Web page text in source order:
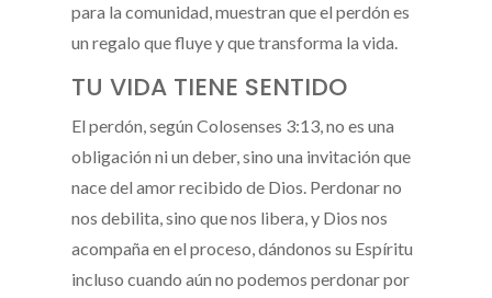
para la comunidad, muestran que el perdón es
un regalo que fluye y que transforma la vida.
TU VIDA TIENE SENTIDO
El perdón, según Colosenses 3:13, no es una
obligación ni un deber, sino una invitación que
nace del amor recibido de Dios. Perdonar no
nos debilita, sino que nos libera, y Dios nos
acompaña en el proceso, dándonos su Espíritu
incluso cuando aún no podemos perdonar por